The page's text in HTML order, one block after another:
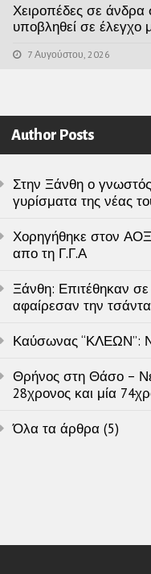
Χειροπέδες σε
υποβληθεί σε έλεγχο
7 Αυγούστου, 2026
Author Posts
Στην Ξάνθη ο
γυρίσματα της νέας
Χορηγήθηκε στον ΑΟΞ
απο τη Γ.Γ.Α
Ξάνθη: Επιτέθηκαν σε
αφαίρεσαν την
Καύσωνας “ΚΛΕΩΝ”:
Θρήνος στη Θάσο –
28χρονος και μία
Όλα τα άρθρα (5)